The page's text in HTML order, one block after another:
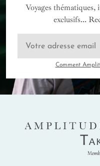
Voyages
exclusifs...
Comment
AMPLITUDES